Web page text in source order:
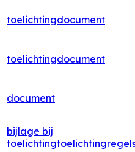
toelichtingdocument
toelichtingdocument
document
bijlage bij
toelichtingtoelichting